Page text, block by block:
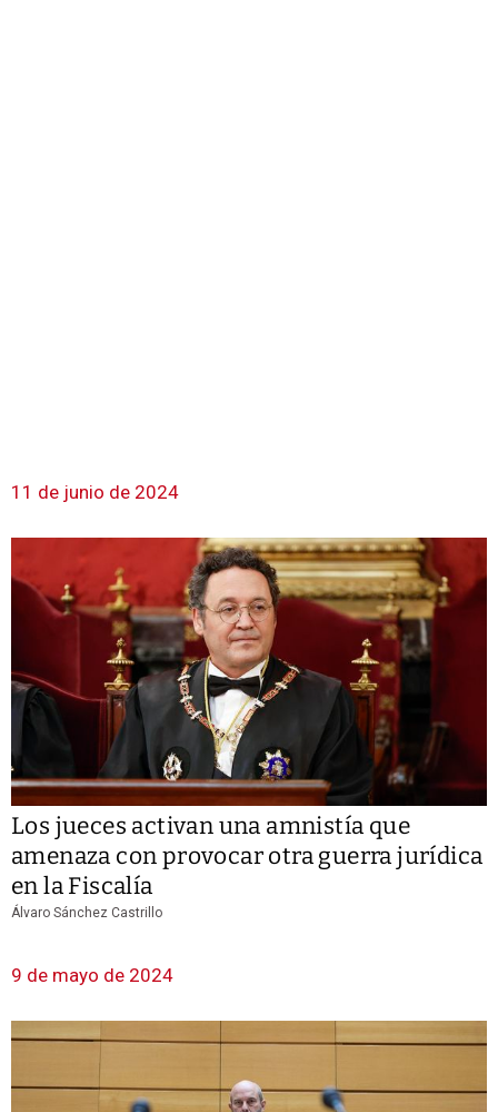
11 de junio de 2024
Los jueces activan una amnistía que
amenaza con provocar otra guerra jurídica
en la Fiscalía
Álvaro Sánchez Castrillo
9 de mayo de 2024